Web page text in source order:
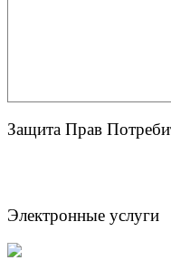
Защита Прав
Электронные услуги